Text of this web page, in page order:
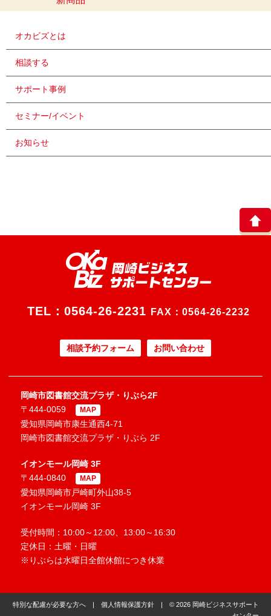
オカビズとは
相談する
サポート事例
セミナー/イベント
お知らせ
TEL： 0564-26-2231 FAX：0564-26-2232
相談予約フォーム お問い合わせ
岡崎市図書館交流プラザ・りぶら2F
〒444-0059
MAP
愛知県岡崎市康生通西4-71
岡崎市図書館交流プラザ・りぶら 2F
イオンモール岡崎 3F
〒444-0840
MAP
愛知県岡崎市戸崎町外山38-5
イオンモール岡崎 3F
受付時間：10:00～12:00、13:00～16:30
定休日：土曜・日曜
※りぶらは水曜日全館休館につき休業
特別な配慮が必要な方へ | 個人情報保護方針 | © 2026 岡崎ビジネスサポート